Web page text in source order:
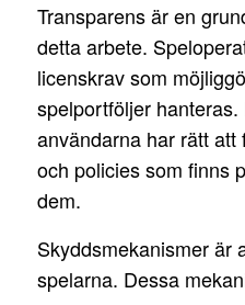
Transparens är en
detta arbete.
licenskrav som
spelportföljer
användarna har rätt
och policies som finns
dem.
Skyddsmekanismer är
spelarna. Dessa